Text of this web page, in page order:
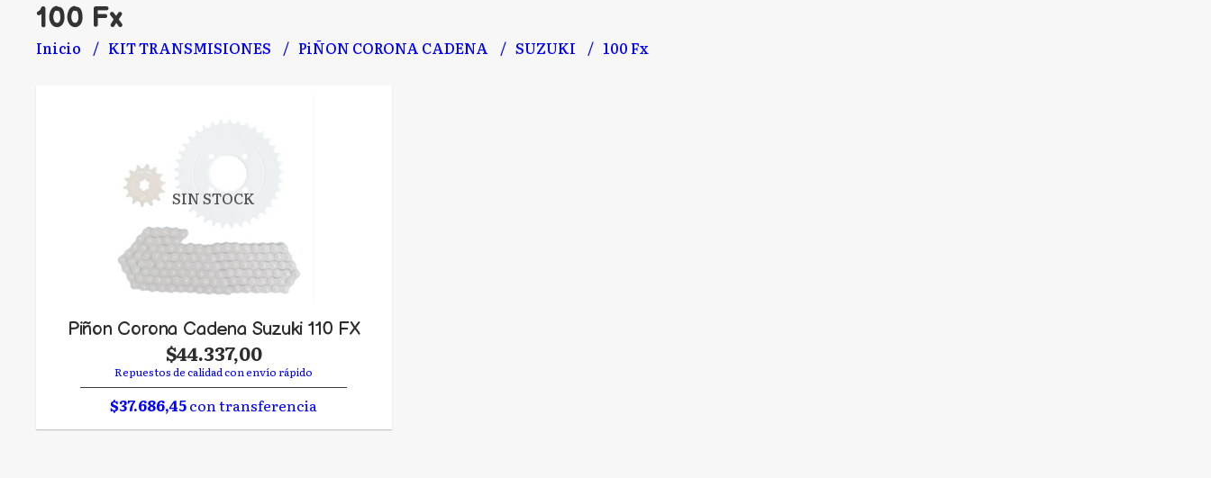
100 Fx
Inicio KIT TRANSMISIONES PiÑON CORONA CADENA SUZUKI 100 Fx
SIN STOCK
Piñon Corona Cadena Suzuki 110 FX
$44.337,00
Repuestos de calidad con envío rápido
$37.686,45con transferencia